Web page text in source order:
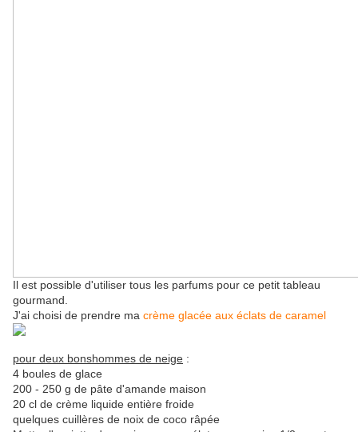
Il est possible d'utiliser tous les parfums pour ce petit tableau
gourmand.
J'ai choisi de prendre ma crème glacée aux éclats de caramel
pour deux bonshommes de neige :
4 boules de glace
200 - 250 g de pâte d'amande maison
20 cl de crème liquide entière froide
quelques cuillères de noix de coco râpée